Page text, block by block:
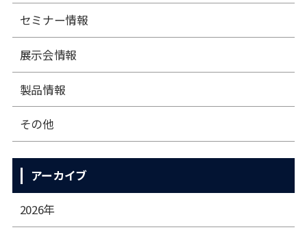
セミナー情報
展⽰会情報
製品情報
その他
アーカイブ
2026年